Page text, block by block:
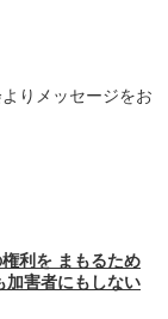
りメッセージをお
利を まもるため
加害者にもしない